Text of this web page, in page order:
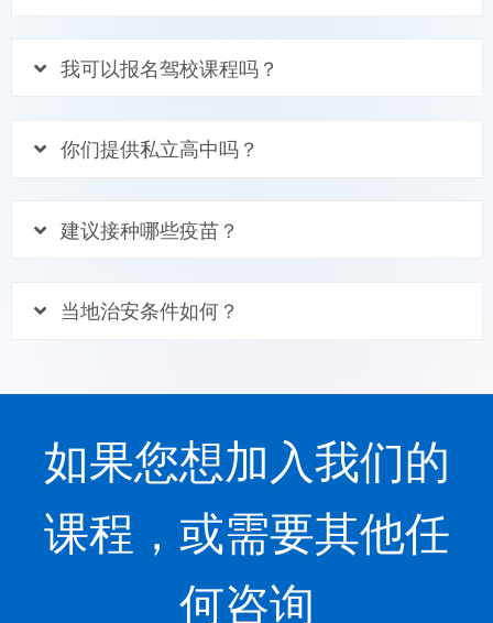
我可以报名驾校课程吗？
你们提供私立高中吗？
建议接种哪些疫苗？
当地治安条件如何？
如果您想加入我们的
课程，或需要其他任
何咨询